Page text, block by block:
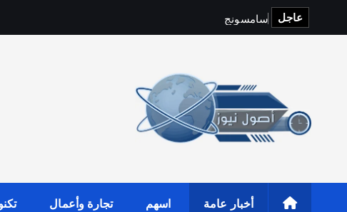
ى
عاجل سامسونج
أخبار عامة اسهم تجارة وأعمال